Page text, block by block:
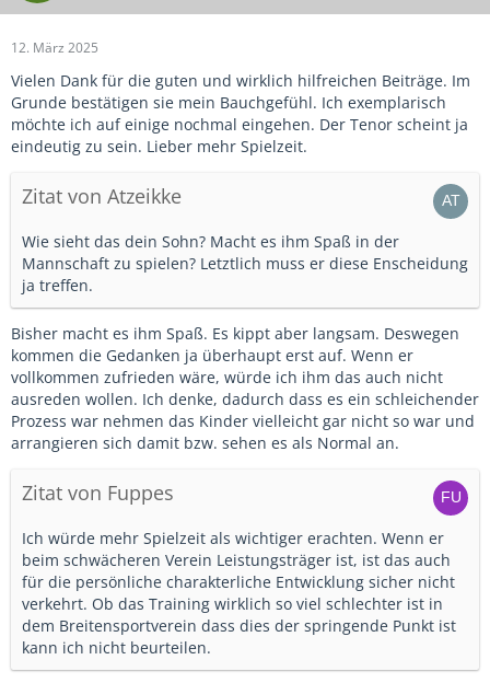
12. März 2025
Vielen Dank für die guten und wirklich hilfreichen Beiträge. Im
Grunde bestätigen sie mein Bauchgefühl. Ich exemplarisch
möchte ich auf einige nochmal eingehen. Der Tenor scheint ja
eindeutig zu sein. Lieber mehr Spielzeit.
Zitat von Atzeikke
Wie sieht das dein Sohn? Macht es ihm Spaß in der
Mannschaft zu spielen? Letztlich muss er diese Enscheidung
ja treffen.
Bisher macht es ihm Spaß. Es kippt aber langsam. Deswegen
kommen die Gedanken ja überhaupt erst auf. Wenn er
vollkommen zufrieden wäre, würde ich ihm das auch nicht
ausreden wollen. Ich denke, dadurch dass es ein schleichender
Prozess war nehmen das Kinder vielleicht gar nicht so war und
arrangieren sich damit bzw. sehen es als Normal an.
Zitat von Fuppes
Ich würde mehr Spielzeit als wichtiger erachten. Wenn er
beim schwächeren Verein Leistungsträger ist, ist das auch
für die persönliche charakterliche Entwicklung sicher nicht
verkehrt. Ob das Training wirklich so viel schlechter ist in
dem Breitensportverein dass dies der springende Punkt ist
kann ich nicht beurteilen.